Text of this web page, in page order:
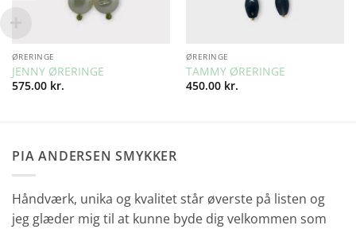
ØRERINGE
JENNY ØRERINGE
575.00 kr.
ØRERINGE
TAMMY ØRERINGE
450.00 kr.
PIA ANDERSEN SMYKKER
Håndværk, unika og kvalitet står øverste på listen og
jeg glæder mig til at kunne byde dig velkommen som